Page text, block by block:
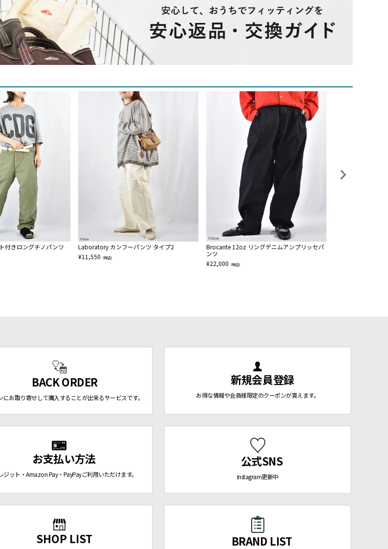
付きロングチノパンツ
Laboratory カンフーパンツ タイプ2
¥11,550 （税込）
Brocante 12oz リングデニムアンプリッセパ
ンツ
¥22,000 （税込）
BACK ORDER
にお取り寄せして購入することが出来るサービスです。
新規会員登録
お得な情報や会員様限定のクーポンが貰えます。
お支払い方法
ジット・Amazon Pay・PayPayご利用いただけます。
公式SNS
Instagram更新中
SHOP LIST BRAND LIST